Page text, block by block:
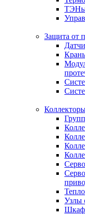
ТЭНы
Защита от
Узлы